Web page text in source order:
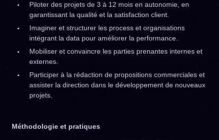
Piloter des projets de 3 à 12 mois en autonomie, en
garantissant la qualité et la satisfaction client.
Imaginer et structurer les process et organisations
intégrant la data pour améliorer la performance.
Mobiliser et convaincre les parties prenantes internes et
externes.
Participer à la rédaction de propositions commerciales et
assister la direction dans le développement de nouveaux
projets.
Méthodologie et pratiques